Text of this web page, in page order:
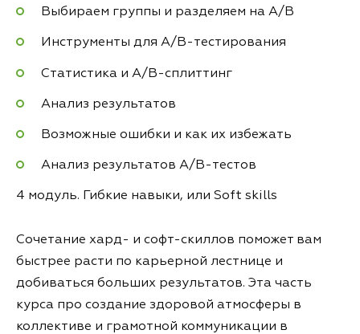
Выбираем группы и разделяем на A/B
Инструменты для А/B-тестирования
Статистика и А/B-сплиттинг
Анализ результатов
Возможные ошибки и как их избежать
Анализ результатов А/B-тестов
4 модуль. Гибкие навыки, или Soft skills
Сочетание хард- и софт-скиллов поможет вам
быстрее расти по карьерной лестнице и
добиваться больших результатов. Эта часть
курса про создание здоровой атмосферы в
коллективе и грамотной коммуникации в